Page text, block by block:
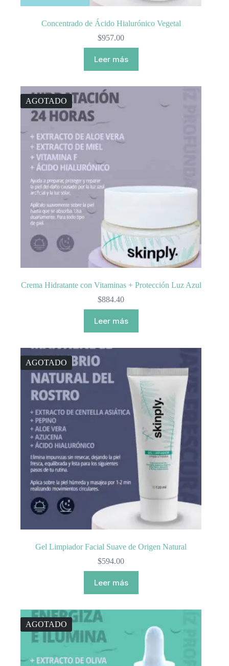
Concentrado de Ácido Hialurónico Vegetal
$957.00
Leer más
AGOTADO
Crema Hidratante con Vitaminas + Protección Luz Azul
$884.40
Leer más
AGOTADO
Gel Limpiador Facial Suave de Origen Natural
$594.00
Leer más
AGOTADO